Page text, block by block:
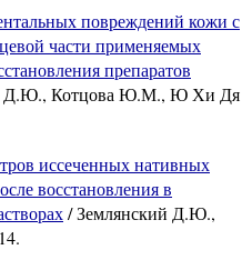
повреждений кожи с
части применяемых
препаратов
Д.Ю., Котцова Ю.М., Ю Хи Дя
иссеченных нативных
восстановления в
/ Землянский Д.Ю.,